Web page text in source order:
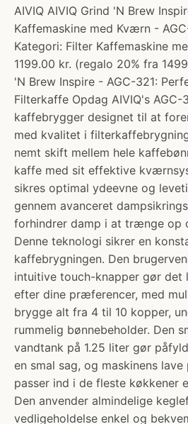
AIVIQ AIVIQ Grind 'N Brew
Kaffemaskine med Kværn -
Kategori: Filter Kaffemaskine
1199.00 kr. (regalo 20% fra
'N Brew Inspire - AGC-321:
Filterkaffe Opdag AIVIQ's AGC-
kaffebrygger designet til at
med kvalitet i
nemt skift mellem hele
kaffe med sit effektive
sikres optimal ydeevne og
gennem avanceret
forhindrer damp i at trænge op
Denne teknologi sikrer en
kaffebrygningen. Den
intuitive touch-knapper gør det
efter dine præferencer, med
brygge alt fra 4 til 10 kopper,
rummelig bønnebeholder. Den
vandtank på 1.25 liter gør
en smal sag, og maskinens
passer ind i de fleste køkkener
Den anvender almindelige
vedligeholdelse enkel og